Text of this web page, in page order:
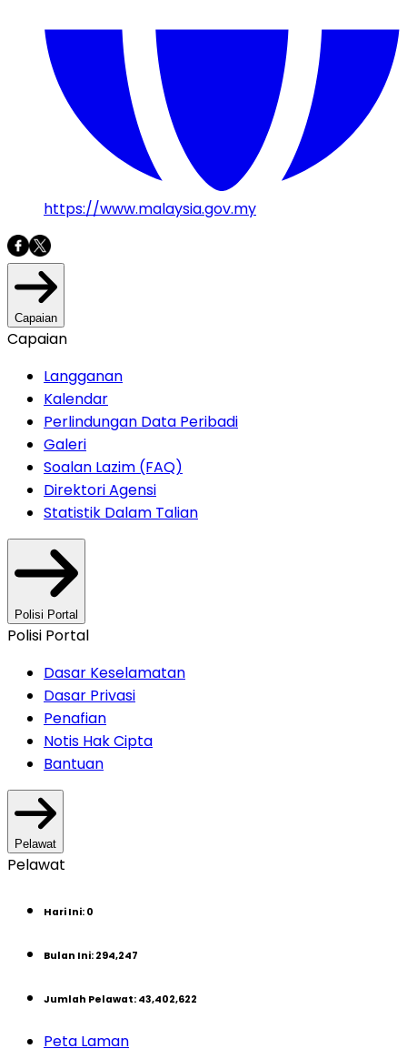
https://www.malaysia.gov.my
Capaian
Capaian
Langganan
Kalendar
Perlindungan Data Peribadi
Galeri
Soalan Lazim (FAQ)
Direktori Agensi
Statistik Dalam Talian
Polisi Portal
Polisi Portal
Dasar Keselamatan
Dasar Privasi
Penafian
Notis Hak Cipta
Bantuan
Pelawat
Pelawat
Hari Ini: 0
Bulan Ini: 294,247
Jumlah Pelawat: 43,402,622
Peta Laman